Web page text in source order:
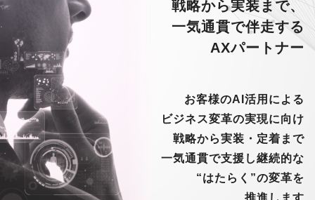
戦略から実装まで、
一気通貫で伴走する
AXパートナー
お客様のAI活用による
ビジネス変革の実現に向け
戦略から実装・定着まで
一気通貫で支援し継続的な
“はたらく”の変革を
推進します